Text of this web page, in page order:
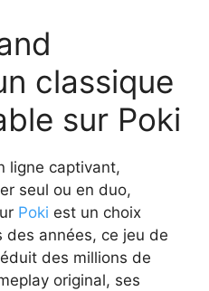
classique
sur Poki
ligne captivant,
seul ou en duo,
Poki est un choix
des années, ce jeu de
des millions de
original, ses